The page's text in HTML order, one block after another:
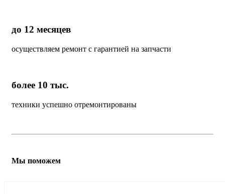
до 12 месяцев
осуществляем ремонт с гарантией на запчасти
более 10 тыс.
техники успешно отремонтированы
Мы поможем